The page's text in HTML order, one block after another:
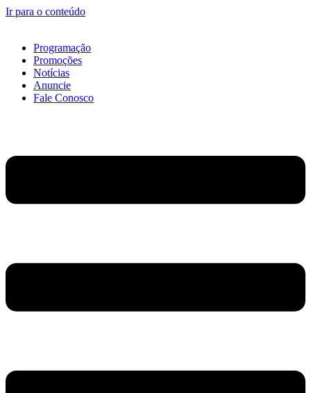
Ir para o conteúdo
Programação
Promoções
Notícias
Anuncie
Fale Conosco